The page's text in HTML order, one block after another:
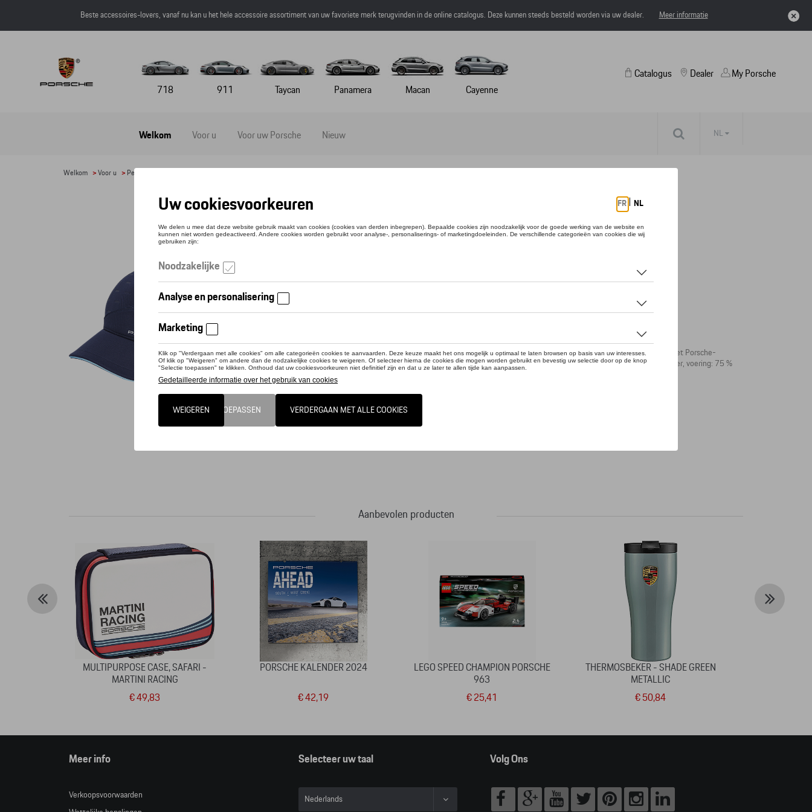
Beste accessoires-lovers, vanaf nu kan u het hele accessoire assortiment van uw favoriete merk terugvinden in de online catalogus. Deze kunnen steeds besteld worden via uw dealer. Meer informatie
718 911 Taycan Panamera Macan Cayenne
Catalogus
Welkom Voor u Voor uw Porsche Nieuw
Dealer My Porsche
NL
Welkom >Voor u > Petten en mutsen
BASEBALL CAP – SPORT
Referentie: WAP5400010M0SP
Contacteer uw dealer voor beschikbaarheid
Sneldrogend en ademend materiaal Lineair reliëf en Porsche logo op de voorkant Sandwich peak in lichtblauw Snapback-sluiting met Porsche-
embossing en contrasterende stiksels in lichtblauw Afmetingen: 210 mm x 180 mm x 50 mm Materiaal: shell stof: 100 % polyester, voering: 75 %
Aanbevolen producten
MULTIPURPOSE CASE, SAFARI -
MARTINI RACING
€ 49,83
PORSCHE KALENDER 2024
€ 42,19
LEGO SPEED CHAMPION PORSCHE
963
€ 25,41
THERMOSBEKER - SHADE GREEN
METALLIC
€ 50,84
Meer info
Verkoopsvoorwaarden
Selecteer uw taal
Nederlands
Volg Ons